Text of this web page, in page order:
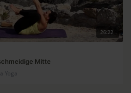
26:22
Mitte
Yoga